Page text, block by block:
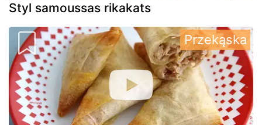
Styl samoussas rikakats
Przekąska